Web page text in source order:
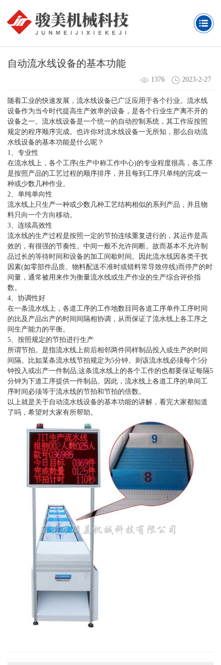
自动流水线设备的基本功能
1376 2023-2-27
随着工业的快速发展，流水线设备已广泛应用于各个行业。流水线
设备作为当今时代提高生产效率的设备，是各个行业生产离不开的
设备之一。流水线设备是一个统一的自动控制系统，其工作应按照
规定的程序顺序完成。也许你对流水线设备一无所知，那么自动流
水线设备的基本功能是什么呢？
1、专业性
在流水线上，各个工序(生产中称工作中心)的专业程度很高，各工序
是按照产品的工艺过程的顺序排序，并且每到工序只单纯的完成一
种或少数几种作业。
2、单纯单向性
流水线上只生产一种或少数几种工艺结构相似的系列产品，并且物
料只向一个方向移动。
3、连续高效性
流水线的生产过程是按照一定的节拍连续重复进行的，其运作是高
效的，有很强的节奏性。中间一般不允许间断。故而基本不允许制
品过长的等待时间和设备的加工间歇时间。因此流水线因各类干扰
因素(如零部件品质、物料配送不准时或错料常导致停线)而停产的时
间量，通常被用来作为衡量流水线或生产作业的生产综合评价指
数。
4、协调性好
在一条流水线上，各道工序的工作地数目同各道工序单件工序时间
的比及产品出产的时间间隔相协调，从而保证了流水线上各工序之
间生产能力的平衡。
5、按照规定的节拍进行生产
所谓节拍。是指流水线上前后相邻两件同样制品投入或生产的时间
间隔。比如某条流水线节拍规定为5分钟。则该流水线必须每个5分
钟投入或出产一件制品;这条流水线上的各个工作的也都要保证每隔5
分钟为下道工序提供一件制品。因此，流水线上各道工序的单间工
序时间必须等于流水线的节拍和节拍的倍数。
以上就是关于自动流水线设备的基本功能的讲解，看完大家都知道
了吗，希望对大家有所帮助。